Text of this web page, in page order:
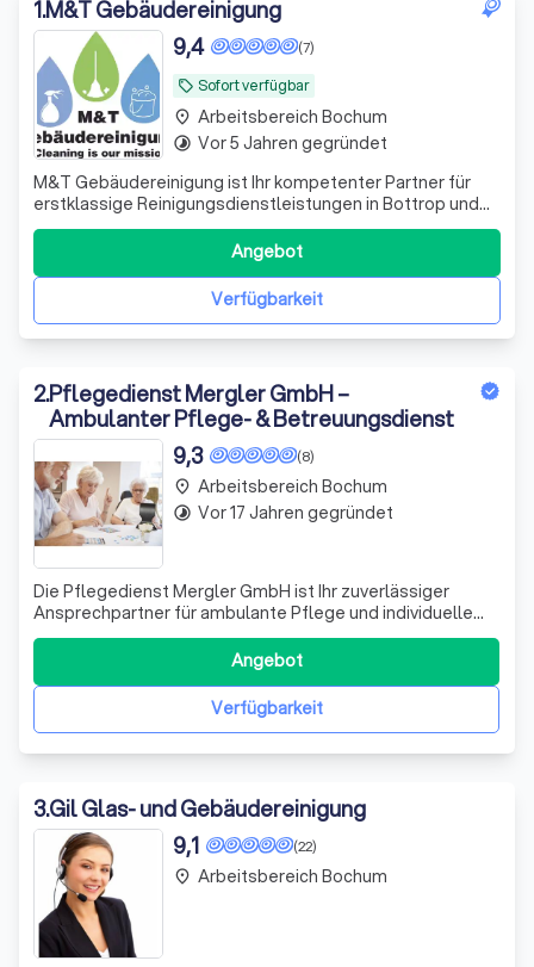
und Umgebung.
1.M&T Gebäudereinigung
local_offer Sofort verfügbar
(7)
9,4
M&T Gebäudereinigung ist Ihr kompetenter Partner für
erstklassige Reinigungsdienstleistungen in Bottrop und
Umgebung. Wir bieten ein breites Spektrum an
Reinigungsservices, die sowohl Privat- als auch
Geschäftskunden zugutekommen. Unser engagiertes
Team arbeitet mit Hingabe daran, Ihre Räumlichkeite
Verfügbarkeit
Angebot
place Arbeitsbereich Bochum
timelapse Vor 5 Jahren gegründet
2.Pflegedienst Mergler GmbH –
Ambulanter Pflege- & Betreuungsdienst
(8)
9,3
Die Pflegedienst Mergler GmbH ist Ihr zuverlässiger
Ansprechpartner für ambulante Pflege und individuelle
Betreuung in Essen. Mit einem engagierten, qualifizierten
Team bieten wir eine ganzheitliche Versorgung, die exakt
auf die Bedürfnisse unserer Klientinnen und Klienten
abgestimmt ist. Unser ZielVerfügbarkeit
Angebot
place Arbeitsbereich Bochum
timelapse Vor 17 Jahren gegründet
3.Gil Glas- und Gebäudereinigung
(22)
9,1
place Arbeitsbereich Bochum